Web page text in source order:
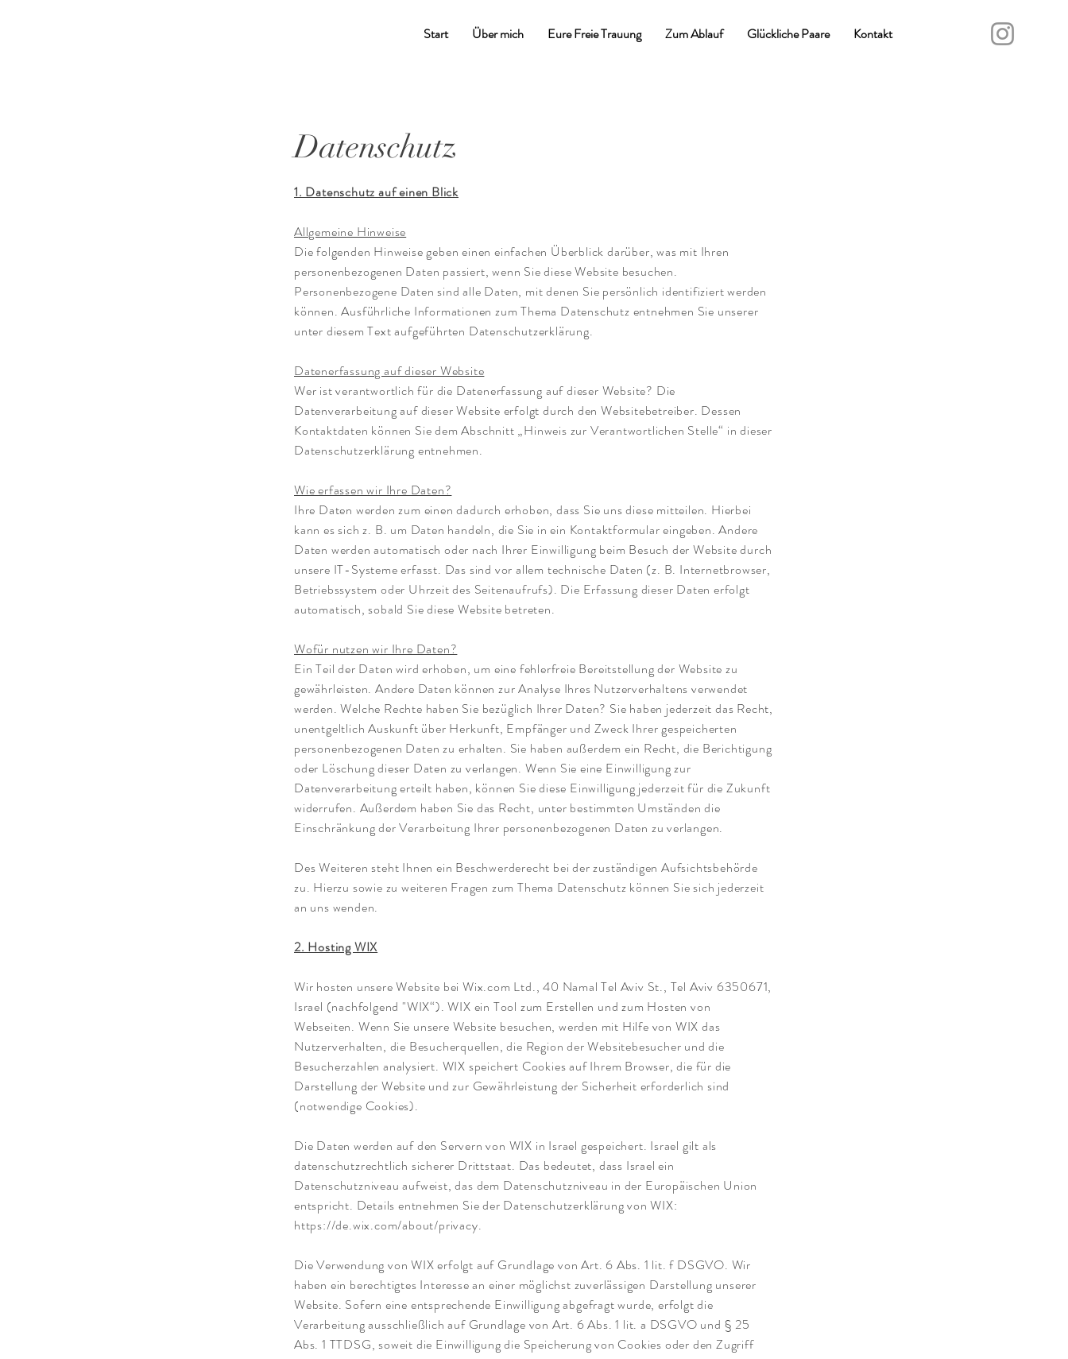
Start Über mich Eure Freie Trauung Zum Ablauf Glückliche Paare Kontakt
Datenschutz
​​1. Datenschutz auf einen Blick
Allgemeine Hinweise
Die folgenden Hinweise geben einen einfachen Überblick darüber, was mit Ihren
personenbezogenen Daten passiert, wenn Sie diese Website besuchen.
Personenbezogene Daten sind alle Daten, mit denen Sie persönlich identifiziert werden
können. Ausführliche Informationen zum Thema Datenschutz entnehmen Sie unserer
unter diesem Text aufgeführten Datenschutzerklärung.
Datenerfassung auf dieser Website
Wer ist verantwortlich für die Datenerfassung auf dieser Website? Die
Datenverarbeitung auf dieser Website erfolgt durch den Websitebetreiber. Dessen
Kontaktdaten können Sie dem Abschnitt „Hinweis zur Verantwortlichen Stelle“ in dieser
Datenschutzerklärung entnehmen.
Wie erfassen wir Ihre Daten?
Ihre Daten werden zum einen dadurch erhoben, dass Sie uns diese mitteilen. Hierbei
kann es sich z. B. um Daten handeln, die Sie in ein Kontaktformular eingeben. Andere
Daten werden automatisch oder nach Ihrer Einwilligung beim Besuch der Website durch
unsere IT-Systeme erfasst. Das sind vor allem technische Daten (z. B. Internetbrowser,
Betriebssystem oder Uhrzeit des Seitenaufrufs). Die Erfassung dieser Daten erfolgt
automatisch, sobald Sie diese Website betreten.
Wofür nutzen wir Ihre Daten?
Ein Teil der Daten wird erhoben, um eine fehlerfreie Bereitstellung der Website zu
gewährleisten. Andere Daten können zur Analyse Ihres Nutzerverhaltens verwendet
werden. Welche Rechte haben Sie bezüglich Ihrer Daten? Sie haben jederzeit das Recht,
unentgeltlich Auskunft über Herkunft, Empfänger und Zweck Ihrer gespeicherten
personenbezogenen Daten zu erhalten. Sie haben außerdem ein Recht, die Berichtigung
oder Löschung dieser Daten zu verlangen. Wenn Sie eine Einwilligung zur
Datenverarbeitung erteilt haben, können Sie diese Einwilligung jederzeit für die Zukunft
widerrufen. Außerdem haben Sie das Recht, unter bestimmten Umständen die
Einschränkung der Verarbeitung Ihrer personenbezogenen Daten zu verlangen.
Des Weiteren steht Ihnen ein Beschwerderecht bei der zuständigen Aufsichtsbehörde
zu. Hierzu sowie zu weiteren Fragen zum Thema Datenschutz können Sie sich jederzeit
an uns wenden.
2. Hosting WIX
Wir hosten unsere Website bei Wix.com Ltd., 40 Namal Tel Aviv St., Tel Aviv 6350671,
Israel (nachfolgend "WIX“). WIX ein Tool zum Erstellen und zum Hosten von
Webseiten. Wenn Sie unsere Website besuchen, werden mit Hilfe von WIX das
Nutzerverhalten, die Besucherquellen, die Region der Websitebesucher und die
Besucherzahlen analysiert. WIX speichert Cookies auf Ihrem Browser, die für die
Darstellung der Website und zur Gewährleistung der Sicherheit erforderlich sind
(notwendige Cookies).
Die Daten werden auf den Servern von WIX in Israel gespeichert. Israel gilt als
datenschutzrechtlich sicherer Drittstaat. Das bedeutet, dass Israel ein
Datenschutzniveau aufweist, das dem Datenschutzniveau in der Europäischen Union
entspricht. Details entnehmen Sie der Datenschutzerklärung von WIX:
https://de.wix.com/about/privacy.
Die Verwendung von WIX erfolgt auf Grundlage von Art. 6 Abs. 1 lit. f DSGVO. Wir
haben ein berechtigtes Interesse an einer möglichst zuverlässigen Darstellung unserer
Website. Sofern eine entsprechende Einwilligung abgefragt wurde, erfolgt die
Verarbeitung ausschließlich auf Grundlage von Art. 6 Abs. 1 lit. a DSGVO und § 25
Abs. 1 TTDSG, soweit die Einwilligung die Speicherung von Cookies oder den Zugriff